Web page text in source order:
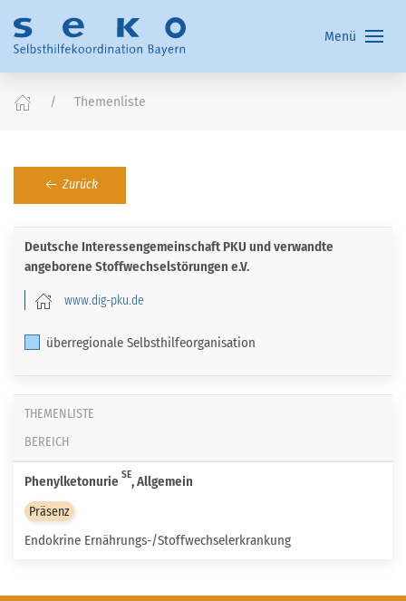
Menü
Themenliste
Zurück
Deutsche Interessengemeinschaft PKU und verwandte
angeborene Stoffwechselstörungen e.V.
www.dig-pku.de
überregionale Selbsthilfeorganisation
THEMENLISTE
BEREICH
Phenylketonurie SE, Allgemein
Präsenz
Endokrine Ernährungs-/Stoffwechselerkrankung